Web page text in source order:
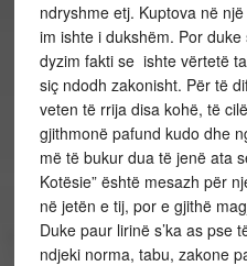
ndryshme etj. Kuptova në
im ishte i dukshëm. Por
dyzim fakti se ishte vërtetë
siç ndodh zakonisht. Për të
veten të rrija disa kohë, të
gjithmonë pafund kudo dhe
më të bukur dua të jenë ata
Kotësie” është mesazh për
në jetën e tij, por e gjithë
Duke paur lirinë s’ka as pse
ndjeki norma, tabu, zakone